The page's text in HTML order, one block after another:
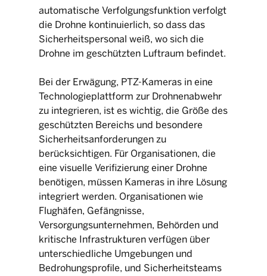
automatische Verfolgungsfunktion verfolgt
die Drohne kontinuierlich, so dass das
Sicherheitspersonal weiß, wo sich die
Drohne im geschützten Luftraum befindet.
Bei der Erwägung, PTZ-Kameras in eine
Technologieplattform zur Drohnenabwehr
zu integrieren, ist es wichtig, die Größe des
geschützten Bereichs und besondere
Sicherheitsanforderungen zu
berücksichtigen. Für Organisationen, die
eine visuelle Verifizierung einer Drohne
benötigen, müssen Kameras in ihre Lösung
integriert werden. Organisationen wie
Flughäfen, Gefängnisse,
Versorgungsunternehmen, Behörden und
kritische Infrastrukturen verfügen über
unterschiedliche Umgebungen und
Bedrohungsprofile, und Sicherheitsteams